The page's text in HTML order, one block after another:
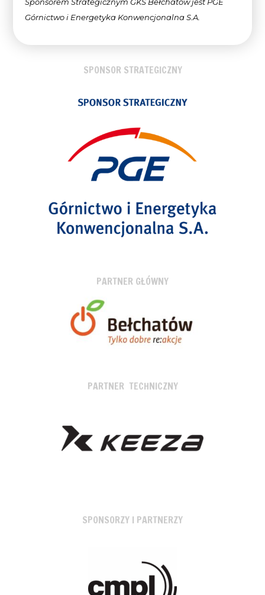
Górnictwo i Energetyka Konwencjonalna S.A.
SPONSOR STRATEGICZNY
PARTNER GŁÓWNY
PARTNER TECHNICZNY
SPONSORZY I PARTNERZY